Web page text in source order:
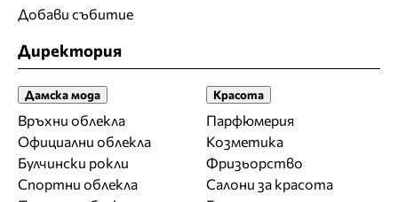
Добави събитие
Директория
Дамска мода
Връхни облекла
Официални облекла
Булчински рокли
Спортни облекла
Красота
Парфюмерия
Козметика
Фризьорство
Салони за красота